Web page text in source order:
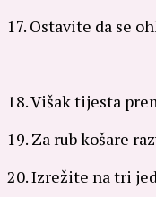
17. Ostavite da se
18. Višak tijesta
19. Za rub košare
20. Izrežite na tri